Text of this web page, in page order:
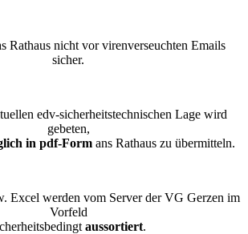
Rathaus nicht vor virenverseuchten Emails
sicher.
edv-sicherheitstechnischen Lage wird
gebeten,
in pdf-Formans Rathaus zu übermitteln.
Excel werden vom Server der VG Gerzen im
Vorfeld
aussortiert.